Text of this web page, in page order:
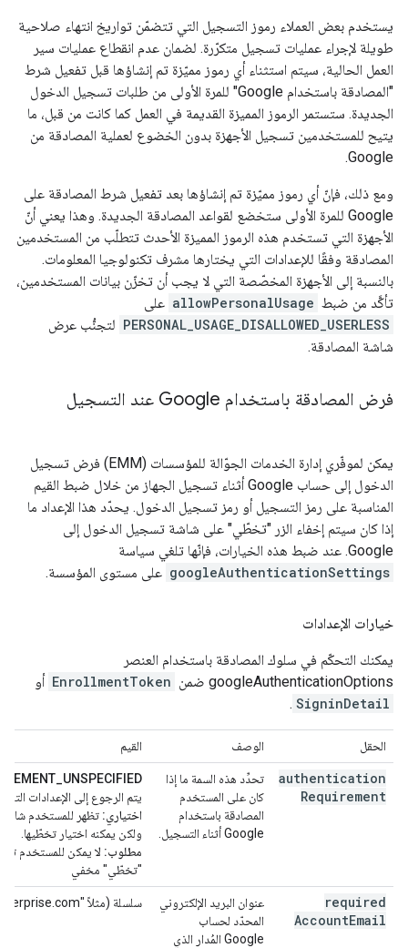
يستخدم بعض العملاء رموز التسجيل التي تتضمّن تواريخ انتهاء صلاحية
طويلة لإجراء عمليات تسجيل متكرّرة. لضمان عدم انقطاع عمليات سير
العمل الحالية، سيتم استثناء أي رموز مميّزة تم إنشاؤها قبل تفعيل شرط
"المصادقة باستخدام Google" للمرة الأولى من طلبات تسجيل الدخول
الجديدة. ستستمر الرموز المميزة القديمة في العمل كما كانت من قبل، ما
يتيح للمستخدمين تسجيل الأجهزة بدون الخضوع لعملية المصادقة من
Google.
ومع ذلك، فإنّ أي رموز مميّزة تم إنشاؤها بعد تفعيل شرط المصادقة على
Google للمرة الأولى ستخضع لقواعد المصادقة الجديدة. وهذا يعني أنّ
الأجهزة التي تستخدم هذه الرموز المميزة الأحدث تتطلّب من المستخدمين
المصادقة وفقًا للإعدادات التي يختارها مشرف تكنولوجيا المعلومات.
بالنسبة إلى الأجهزة المخصّصة التي لا يجب أن تخزّن بيانات المستخدمين،
تأكَّد من ضبط allowPersonalUsage على
PERSONAL_USAGE_DISALLOWED_USERLESS لتجنُّب عرض
شاشة المصادقة.
فرض المصادقة باستخدام Google عند التسجيل
يمكن لموفّري إدارة الخدمات الجوّالة للمؤسسات (EMM) فرض تسجيل
الدخول إلى حساب Google أثناء تسجيل الجهاز من خلال ضبط القيم
المناسبة على رمز التسجيل أو رمز تسجيل الدخول. يحدّد هذا الإعداد ما
إذا كان سيتم إخفاء الزر "تخطّي" على شاشة تسجيل الدخول إلى
Google. عند ضبط هذه الخيارات، فإنّها تلغي سياسة
googleAuthenticationSettings على مستوى المؤسسة.
خيارات الإعدادات
يمكنك التحكّم في سلوك المصادقة باستخدام العنصر
googleAuthenticationOptions ضمن
EnrollmentToken أو
SigninDetail
.
الحقل الوصف القيم
authentication
Requirement
تحدِّد هذه السمة ما إذا
كان على المستخدم
المصادقة باستخدام
Google أثناء التسجيل.
يتم الرجوع إلى الإعدادات
اختياري:
ولكن يمكنه اختيار تخطّيها.
مطلوب: لا يمكن للمستخدم
"تخطّي" مخفي
required
AccountEmail
عنوان البريد الإلكتروني
المحدّد لحساب
Google المُدار الذي
سلسلة (مثلاً "user@enterprise.com")